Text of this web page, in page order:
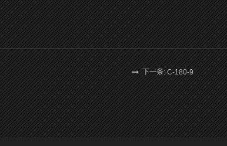
下一条: C-180-9